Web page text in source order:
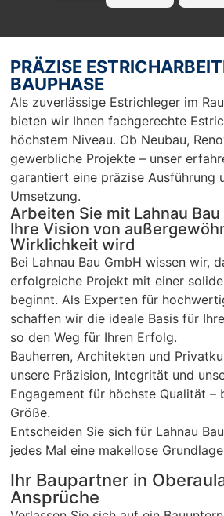
Nur zu
empfeh
len…
PRÄZISE
BAUPHASE
Als zuverlässige Estrichleger im
bieten wir Ihnen fachgerechte
höchstem Niveau. Ob Neubau,
gewerbliche Projekte – unser
garantiert eine präzise Ausführung
Umsetzung.
Arbeiten Sie mit Lahnau Bau
Ihre Vision von
Wirklichkeit wird
Bei Lahnau Bau GmbH wissen wir,
erfolgreiche Projekt mit einer
beginnt. Als Experten für
schaffen wir die ideale Basis für
so den Weg für Ihren Erfolg.
Bauherren, Architekten und
unsere Präzision, Integrität und
Engagement für höchste Qualität –
Größe.
Entscheiden Sie sich für Lahnau
jedes Mal eine makellose
Ihr Baupartner in
Ansprüche